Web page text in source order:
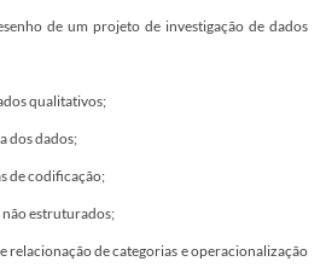
de um projeto de investigação de dados
qualitativos;
dos dados;
de codificação;
estruturados;
relacionação de categorias e operacionalização